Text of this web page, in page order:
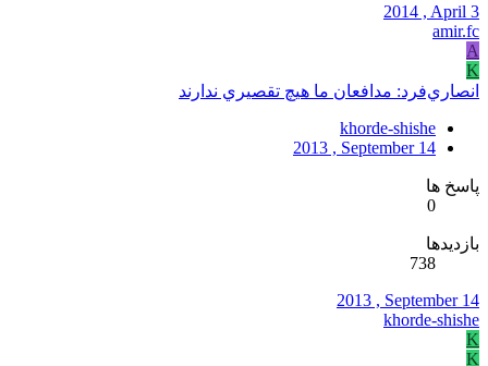
2014 , April 3
amir.fc
A
K
انصاري‌فرد: مدافعان ما هيچ تقصيري ندارند
khorde-shishe
2013 , September 14
پاسخ ها
0
بازدیدها
738
2013 , September 14
khorde-shishe
K
K